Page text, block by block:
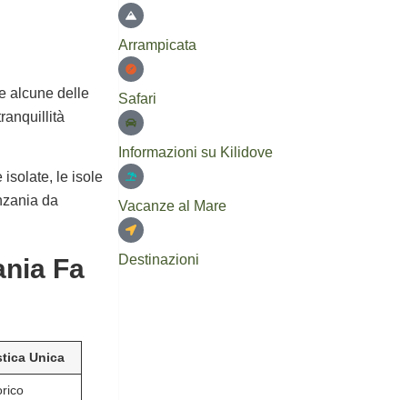
alcune delle
isolate, le isole
da
Fa
Unica
Arrampicata
Safari
Informazioni su Kilidove
Vacanze al Mare
Destinazioni